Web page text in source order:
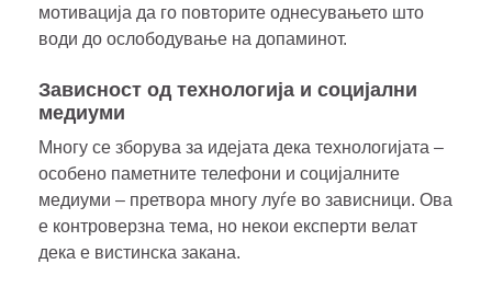
мотивација да го повторите однесувањето што
води до ослободување на допаминот.
Зависност од технологија и социјални
медиуми
Многу се зборува за идејата дека технологијата –
особено паметните телефони и социјалните
медиуми – претвора многу луѓе во зависници. Ова
е контроверзна тема, но некои експерти велат
дека е вистинска закана.